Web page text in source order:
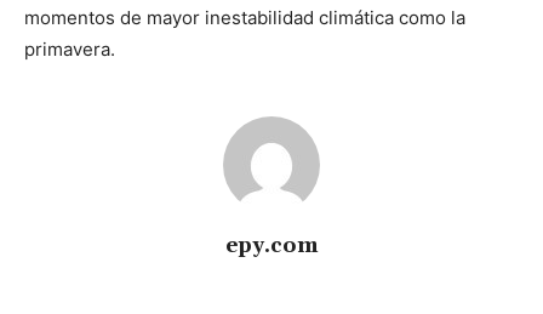
momentos de mayor inestabilidad climática como la
primavera.
epy.com